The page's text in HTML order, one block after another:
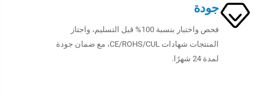
جودة
فحص واختبار بنسبة 100% قبل التسليم، واجتاز
المنتجات شهادات CE/ROHS/CUL، مع ضمان جودة
لمدة 24 شهرًا.